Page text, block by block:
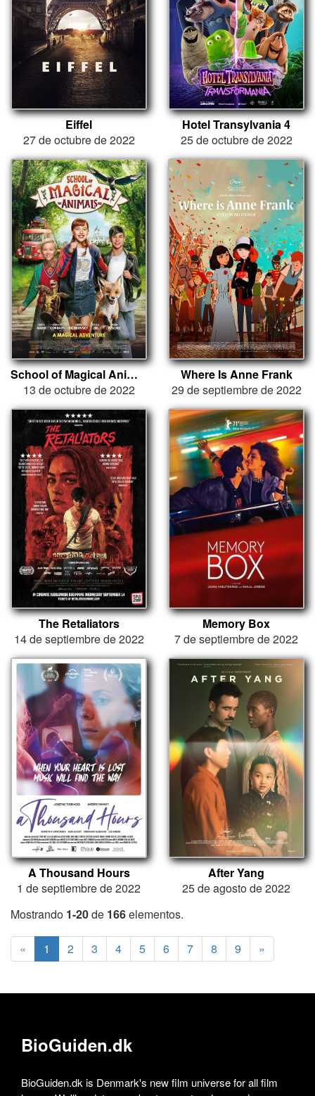
Eiffel
27 de octubre de 2022
Hotel Transylvania 4
25 de octubre de 2022
School of Magical Animals
13 de octubre de 2022
Where Is Anne Frank
29 de septiembre de 2022
The Retaliators
14 de septiembre de 2022
Memory Box
7 de septiembre de 2022
A Thousand Hours
1 de septiembre de 2022
After Yang
25 de agosto de 2022
Mostrando 1-20de 166elementos.
« 1 2 3 4 5 6 7 8 9 »
BioGuiden.dk
BioGuiden.dk is Denmark's new film universe for all film